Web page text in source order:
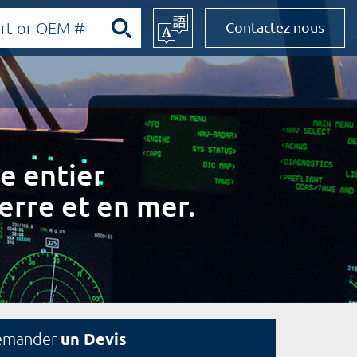
Contactez nous
entier
et en mer.
un Devis